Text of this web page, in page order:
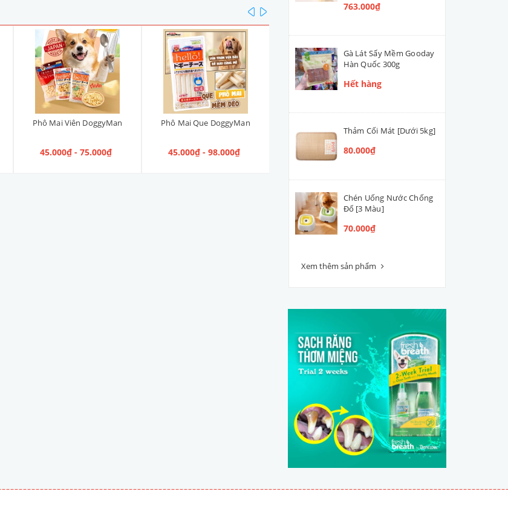
Phô Mai Viên DoggyMan
45.000₫ - 75.000₫
Phô Mai Que DoggyMan
45.000₫ - 98.000₫
95g
65.000₫
prev 763.000₫
Gà Lát Sấy Mềm Gooday
Hàn Quốc 300g
Hết hàng
Thảm Cối Mát [Dưới 5kg]
80.000₫
Chén Uống Nước Chống
Đổ [3 Màu]
70.000₫
Xem thêm sản phẩm